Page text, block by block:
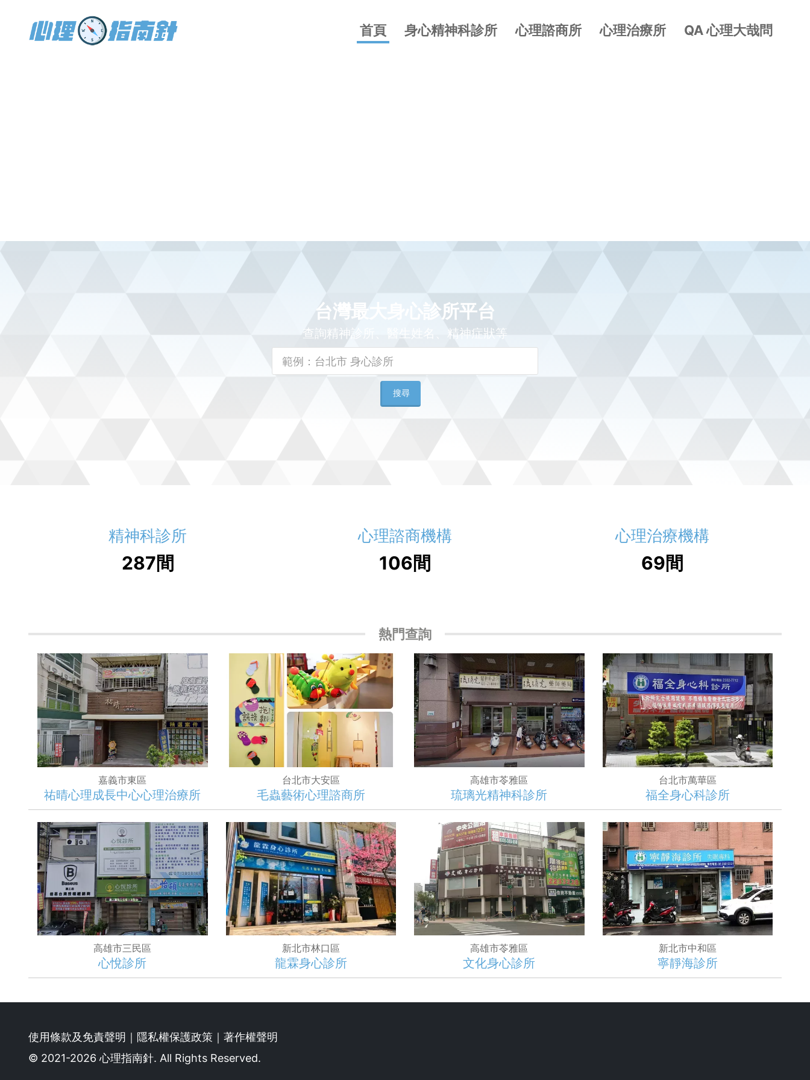
首頁 身心精神科診所 心理諮商所 心理治療所 QA 心理大哉問
台灣最大身心診所平台
查詢精神診所、醫生姓名、精神症狀等
搜尋
精神科診所
287間
心理諮商機構
106間
心理治療機構
69間
熱門查詢
嘉義市東區
祐晴心理成長中心心理治療所
台北市大安區
毛蟲藝術心理諮商所
高雄市苓雅區
琉璃光精神科診所
台北市萬華區
福全身心科診所
高雄市三民區
心悅診所
新北市林口區
龍霖身心診所
高雄市苓雅區
文化身心診所
新北市中和區
寧靜海診所
使用條款及免責聲明 ｜ 隱私權保護政策 ｜ 著作權聲明
© 2021-2026 心理指南針. All Rights Reserved.